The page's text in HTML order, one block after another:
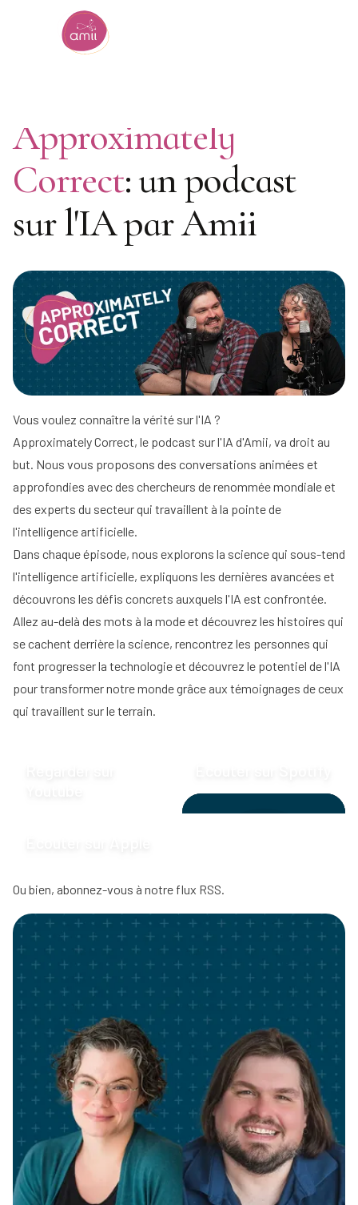
Institut de l'intelligence artificielle de l'Alberta
Approximately
Correct: un podcast
sur l'IA par Amii
Vous voulez connaître la vérité sur l'IA ?
Approximately Correct, le podcast sur l'IA d'Amii, va droit au
but. Nous vous proposons des conversations animées et
approfondies avec des chercheurs de renommée mondiale et
des experts du secteur qui travaillent à la pointe de
l'intelligence artificielle.
Dans chaque épisode, nous explorons la science qui sous-tend
l'intelligence artificielle, expliquons les dernières avancées et
découvrons les défis concrets auxquels l'IA est confrontée.
Allez au-delà des mots à la mode et découvrez les histoires qui
se cachent derrière la science, rencontrez les personnes qui
font progresser la technologie et découvrez le potentiel de l'IA
pour transformer notre monde grâce aux témoignages de ceux
qui travaillent sur le terrain.
Ou bien, abonnez-vous à notre flux RSS.